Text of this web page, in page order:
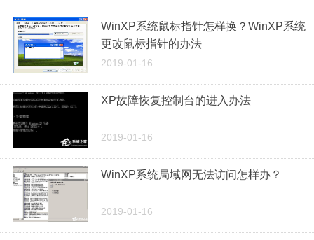
WinXP系统鼠标指针怎样换？WinXP系统
更改鼠标指针的办法
2019-01-16
XP故障恢复控制台的进入办法
2019-01-16
WinXP系统局域网无法访问怎样办？
2019-01-16